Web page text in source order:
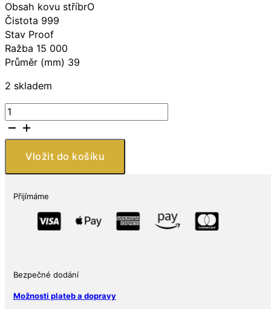
Obsah kovu stříbrO
Čistota 999
Stav Proof
Ražba 15 000
Průměr (mm) 39
2 skladem
Scottsdale
Mint
Mořská
panna
Oz
Stříbro
Vložit do košíku
Přijímáme
Bezpečné dodání
Možnosti plateb a dopravy